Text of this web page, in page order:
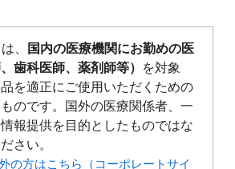
、
国内の医療機関にお勤めの医
歯科医師、薬剤師等）
を対象
を適正にご使用いただくための
のです。国外の医療関係者、一
報提供を目的としたものではな
さい。
の方はこちら（コーポレートサイ